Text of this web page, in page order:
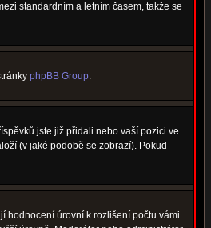
standardním a letním časem, takže se
phpBB Group.
jste již přidali nebo vaší pozici ve
(v jaké podobě se zobrazí). Pokud
hodnocení úrovní k rozlišení počtu vámi